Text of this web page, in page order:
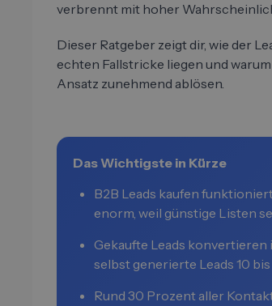
verbrennt mit hoher
Dieser Ratgeber zeigt dir, wie der
echten Fallstricke liegen und
Ansatz zunehmend ablösen.
Das Wichtigste in Kürze
B2B Leads kaufen
enorm, weil günstige Listen
Gekaufte Leads konvertieren
selbst generierte Leads 10
Rund 30 Prozent aller